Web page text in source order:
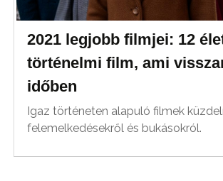
2021 legjobb filmjei: 12
történelmi film, ami
időben
Igaz történeten alapuló filmek
felemelkedésekről és bukásokról.